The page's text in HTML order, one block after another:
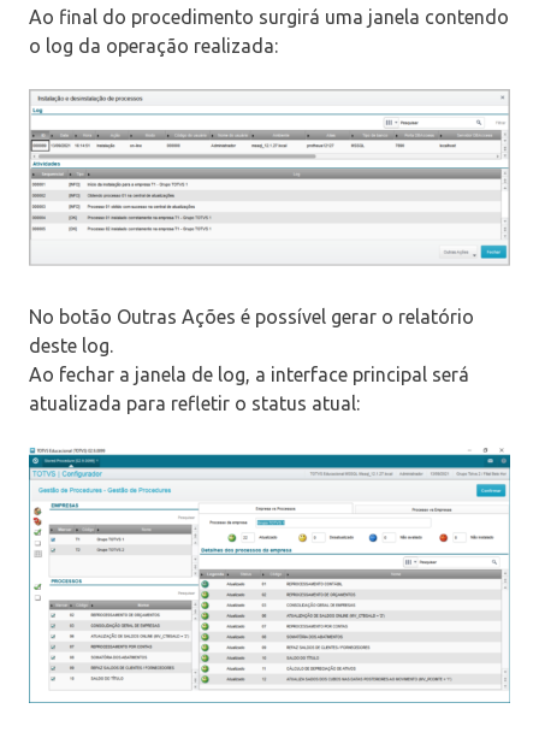
Ao final do procedimento surgirá uma janela contendo
o log da operação realizada:
No botão Outras Ações é possível gerar o relatório
deste log.
Ao fechar a janela de log, a interface principal será
atualizada para refletir o status atual: